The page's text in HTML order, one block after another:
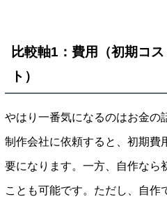
比較軸1：費用（初期コ
ト）
やはり一番気になるのはお金の
制作会社に依頼すると、初期費
要になります。一方、自作なら
ことも可能です。ただし、自作